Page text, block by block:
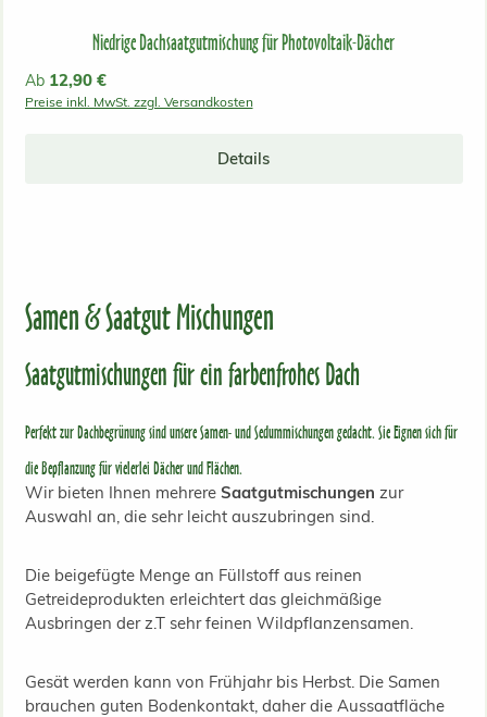
Niedrige Dachsaatgutmischung für Photovoltaik-Dächer
Regulärer Preis:
Ab 12,90 €
Preise inkl. MwSt. zzgl. Versandkosten
Details
Samen & Saatgut Mischungen
Saatgutmischungen für ein farbenfrohes Dach
Perfekt zur Dachbegrünung sind unsere Samen- und Sedummischungen gedacht. Sie Eignen sich für
die Bepflanzung für vielerlei Dächer und Flächen.
Wir bieten Ihnen mehrere Saatgutmischungen zur
Auswahl an, die sehr leicht auszubringen sind.
Die beigefügte Menge an Füllstoff aus reinen
Getreideprodukten erleichtert das gleichmäßige
Ausbringen der z.T sehr feinen Wildpflanzensamen.
Gesät werden kann von Frühjahr bis Herbst. Die Samen
brauchen guten Bodenkontakt, daher die Aussaatfläche